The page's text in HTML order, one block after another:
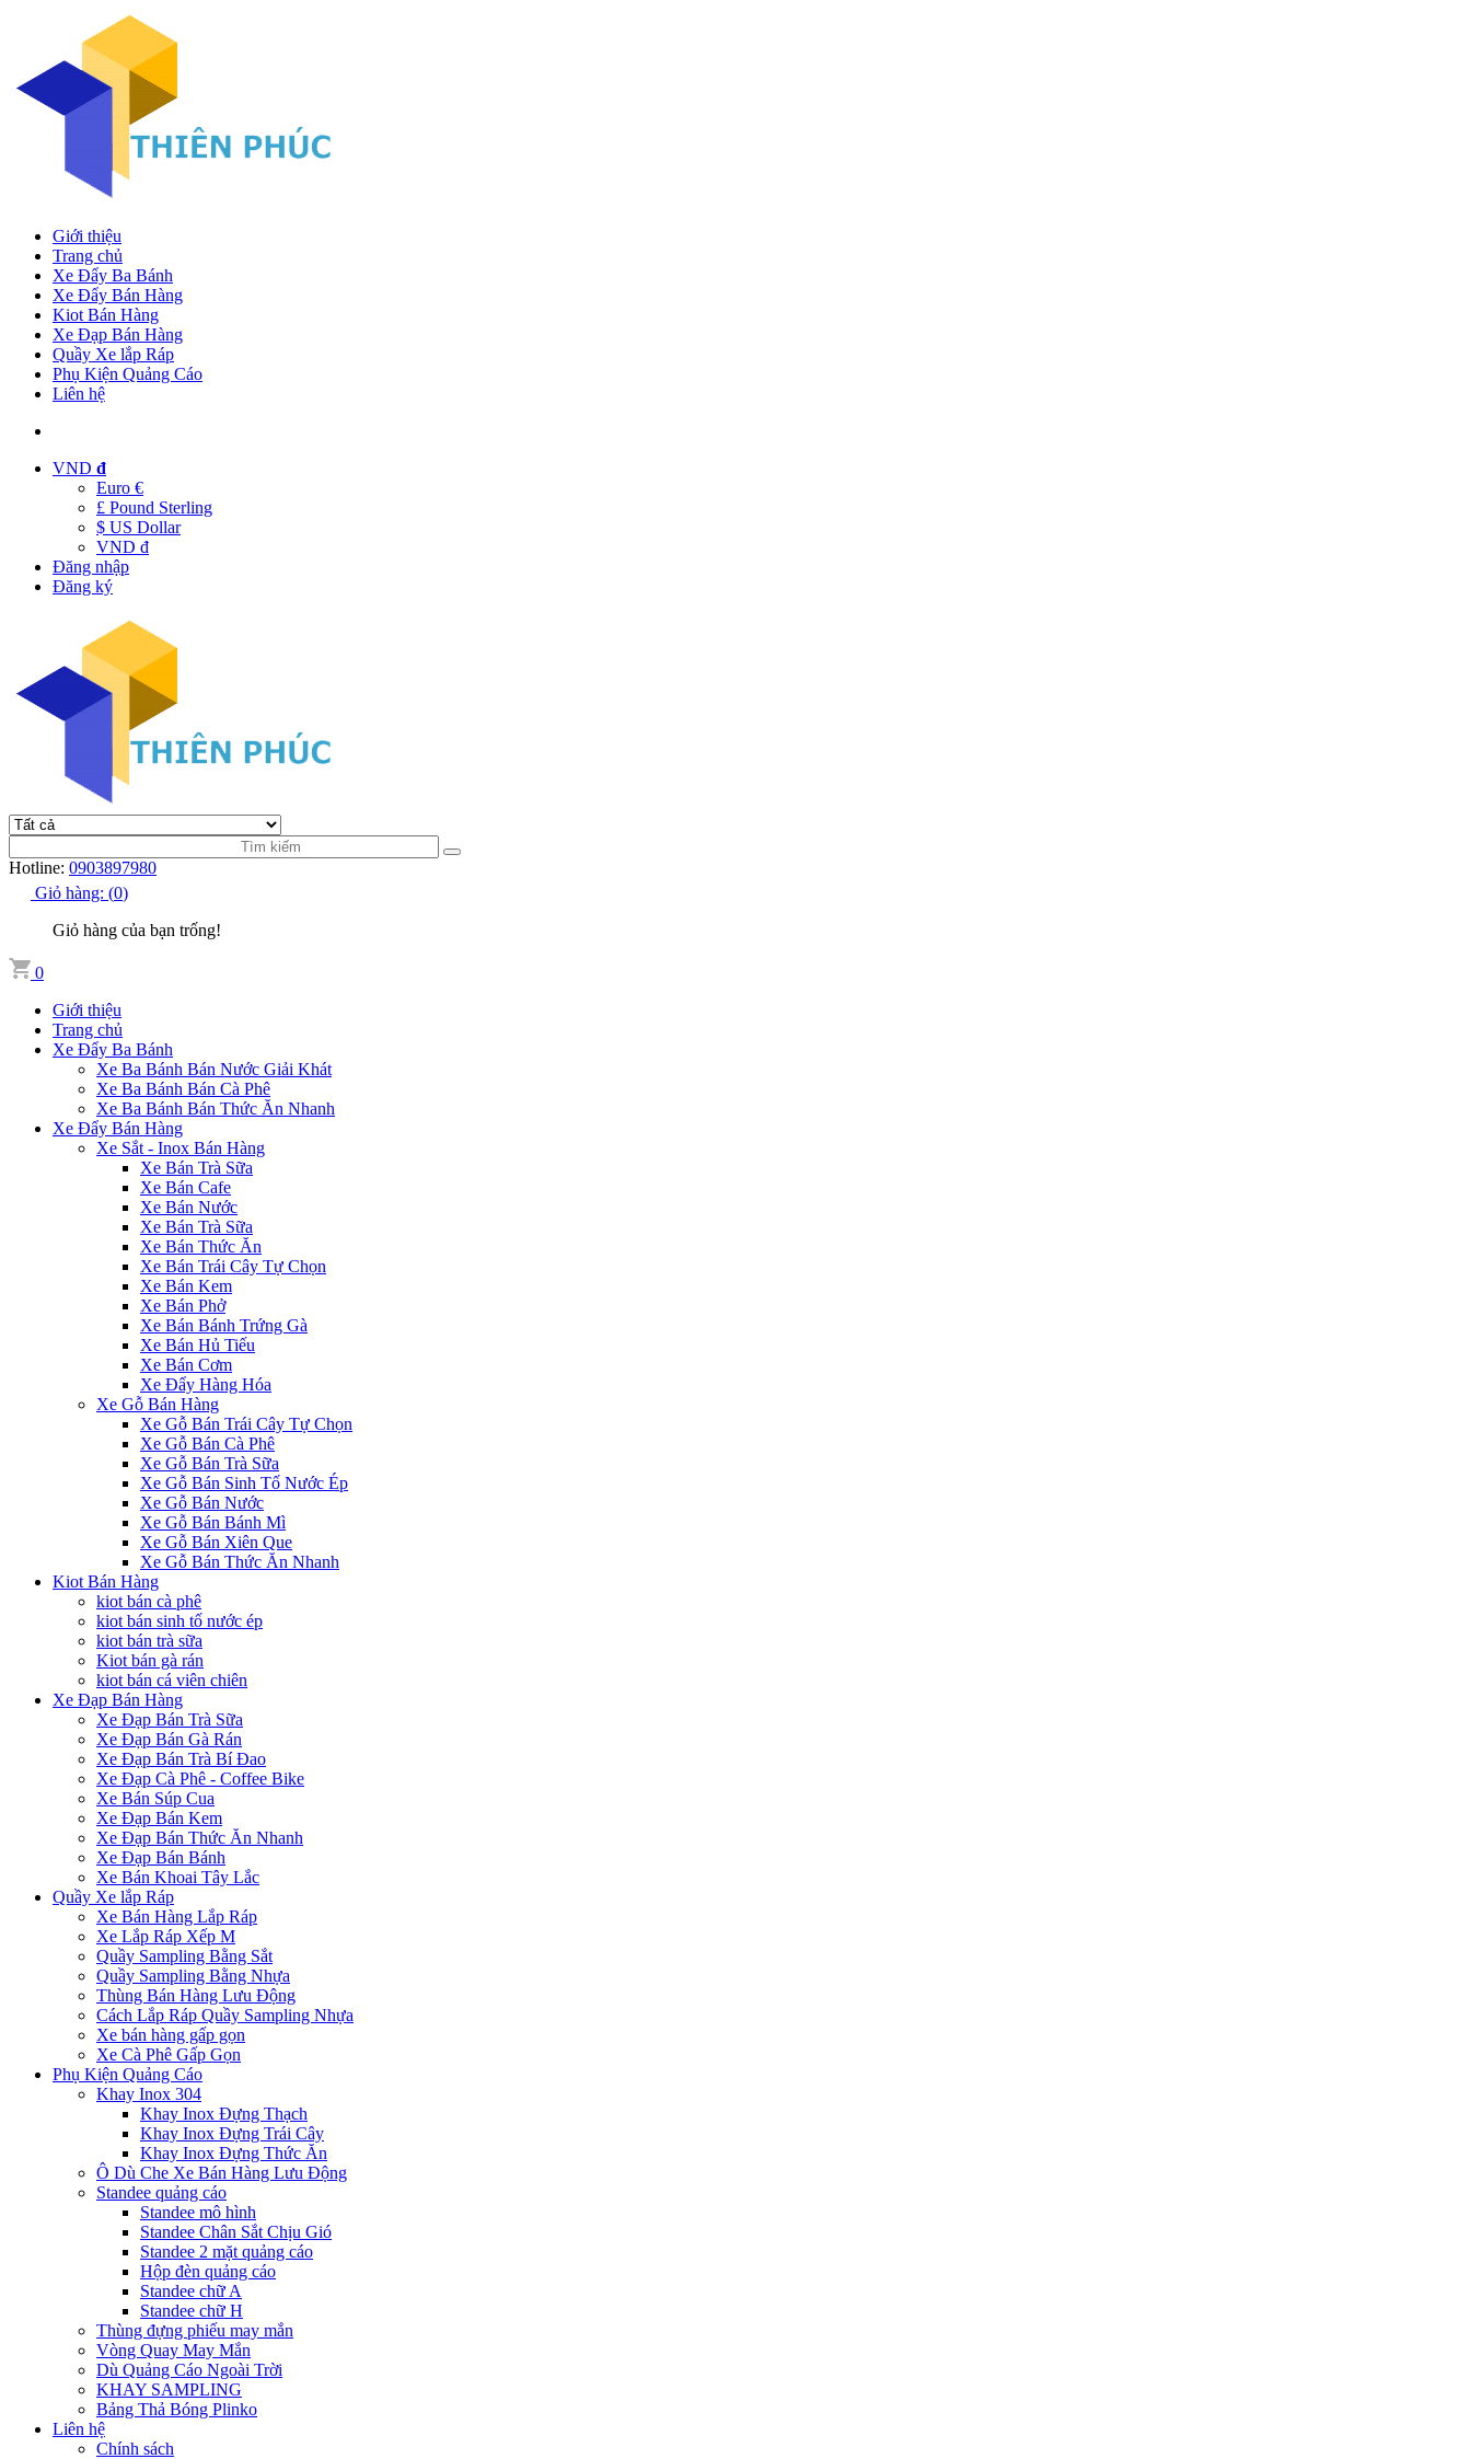
Giới thiệu
Trang chủ
Xe Đẩy Ba Bánh
Xe Đẩy Bán Hàng
Kiot Bán Hàng
Xe Đạp Bán Hàng
Quầy Xe lắp Ráp
Phụ Kiện Quảng Cáo
Liên hệ
VND đ
Euro €
£ Pound Sterling
$ US Dollar
VND đ
Đăng nhập
Đăng ký
Hotline: 0903897980
Giỏ hàng: (0)
Giỏ hàng của bạn trống!
0
Giới thiệu
Trang chủ
Xe Đẩy Ba Bánh
Xe Ba Bánh Bán Nước Giải Khát
Xe Ba Bánh Bán Cà Phê
Xe Ba Bánh Bán Thức Ăn Nhanh
Xe Đẩy Bán Hàng
Xe Sắt - Inox Bán Hàng
Xe Bán Trà Sữa
Xe Bán Cafe
Xe Bán Nước
Xe Bán Trà Sữa
Xe Bán Thức Ăn
Xe Bán Trái Cây Tự Chọn
Xe Bán Kem
Xe Bán Phở
Xe Bán Bánh Trứng Gà
Xe Bán Hủ Tiếu
Xe Bán Cơm
Xe Đẩy Hàng Hóa
Xe Gỗ Bán Hàng
Xe Gỗ Bán Trái Cây Tự Chọn
Xe Gỗ Bán Cà Phê
Xe Gỗ Bán Trà Sữa
Xe Gỗ Bán Sinh Tố Nước Ép
Xe Gỗ Bán Nước
Xe Gỗ Bán Bánh Mì
Xe Gỗ Bán Xiên Que
Xe Gỗ Bán Thức Ăn Nhanh
Kiot Bán Hàng
kiot bán cà phê
kiot bán sinh tố nước ép
kiot bán trà sữa
Kiot bán gà rán
kiot bán cá viên chiên
Xe Đạp Bán Hàng
Xe Đạp Bán Trà Sữa
Xe Đạp Bán Gà Rán
Xe Đạp Bán Trà Bí Đao
Xe Đạp Cà Phê - Coffee Bike
Xe Bán Súp Cua
Xe Đạp Bán Kem
Xe Đạp Bán Thức Ăn Nhanh
Xe Đạp Bán Bánh
Xe Bán Khoai Tây Lắc
Quầy Xe lắp Ráp
Xe Bán Hàng Lắp Ráp
Xe Lắp Ráp Xếp M
Quầy Sampling Bằng Sắt
Quầy Sampling Bằng Nhựa
Thùng Bán Hàng Lưu Động
Cách Lắp Ráp Quầy Sampling Nhựa
Xe bán hàng gấp gọn
Xe Cà Phê Gấp Gọn
Phụ Kiện Quảng Cáo
Khay Inox 304
Khay Inox Đựng Thạch
Khay Inox Đựng Trái Cây
Khay Inox Đựng Thức Ăn
Ô Dù Che Xe Bán Hàng Lưu Động
Standee quảng cáo
Standee mô hình
Standee Chân Sắt Chịu Gió
Standee 2 mặt quảng cáo
Hộp đèn quảng cáo
Standee chữ A
Standee chữ H
Thùng đựng phiếu may mắn
Vòng Quay May Mắn
Dù Quảng Cáo Ngoài Trời
KHAY SAMPLING
Bảng Thả Bóng Plinko
Liên hệ
Chính sách